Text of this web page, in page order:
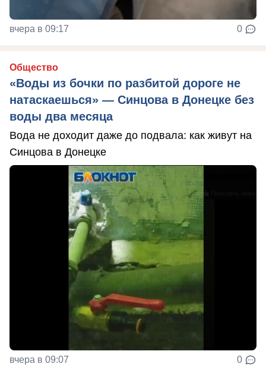
вчера в 09:17 0
Общество
«Воды из бочки по разбитой дороге не
натаскаешься» — Синцова в Донецке без
воды два месяца
Вода не доходит даже до подвала: как живут на
Синцова в Донецке
вчера в 09:07 0